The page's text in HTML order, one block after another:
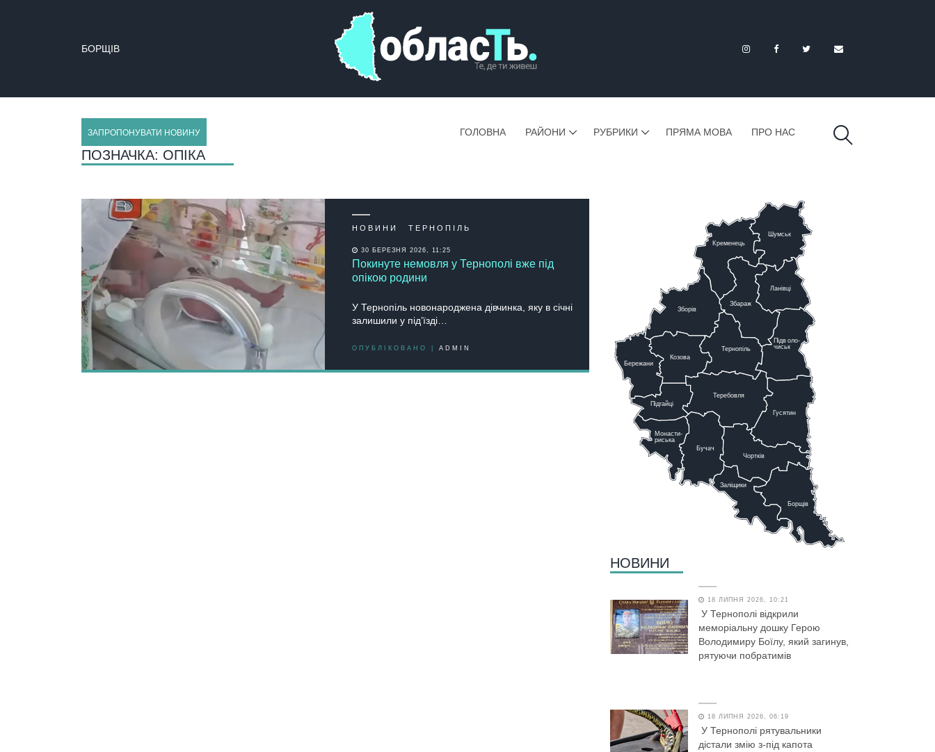
БОРЩІВ
ЗАПРОПОНУВАТИ НОВИНУ ГОЛОВНА РАЙОНИ РУБРИКИ ПРЯМА МОВА ПРО НАС
ПОЗНАЧКА: ОПІКА
НОВИНИ ТЕРНОПІЛЬ
30 БЕРЕЗНЯ 2026, 11:25
Покинуте немовля у Тернополі вже під
опікою родини
У Тернопіль новонароджена дівчинка, яку в січні
залишили у під’їзді…
ОПУБЛІКОВАНО | ADMIN Тернопіль
Теребовля
Бучач
Заліщики
Борщів
Чортків
Гусятин
Підволо-
чиськ
Ланівці
Збараж
Шумськ
Кременець
Козова
Бережани
Підгайці
Зборів
Монасти-
риська
НОВИНИ
18 ЛИПНЯ 2026, 10:21
У Тернополі відкрили
меморіальну дошку Герою
Володимиру Боїлу, який загинув,
рятуючи побратимів
18 ЛИПНЯ 2026, 06:19
У Тернополі рятувальники
дістали змію з-під капота